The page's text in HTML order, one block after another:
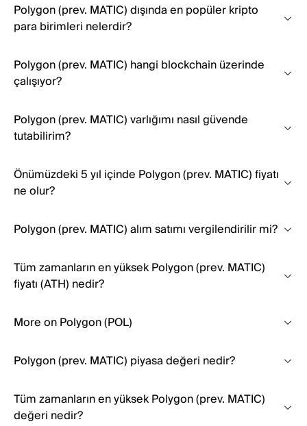
Polygon (prev. MATIC) dışında en popüler kripto
para birimleri nelerdir?
Polygon (prev. MATIC) hangi blockchain üzerinde
çalışıyor?
Polygon (prev. MATIC) varlığımı nasıl güvende
tutabilirim?
Önümüzdeki 5 yıl içinde Polygon (prev. MATIC) fiyatı
ne olur?
Polygon (prev. MATIC) alım satımı vergilendirilir mi?
Tüm zamanların en yüksek Polygon (prev. MATIC)
fiyatı (ATH) nedir?
More on Polygon (POL)
Polygon (prev. MATIC) piyasa değeri nedir?
Tüm zamanların en yüksek Polygon (prev. MATIC)
değeri nedir?